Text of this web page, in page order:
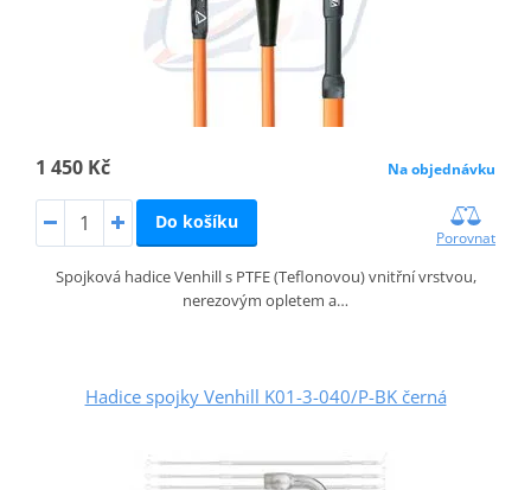
1 450 Kč Na objednávku
Do košíku
Porovnat
Spojková hadice Venhill s PTFE (Teflonovou) vnitřní vrstvou,
nerezovým opletem a…
Hadice spojky Venhill K01-3-040/P-BK černá